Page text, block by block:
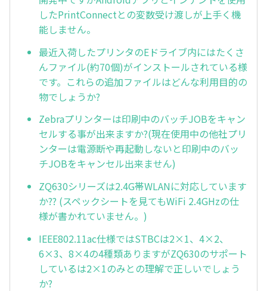
したPrintConnectとの変数受け渡しが上手く機
能しません。
最近入荷したプリンタのEドライブ内にはたくさ
んファイル(約70個)がインストールされている様
です。これらの追加ファイルはどんな利用目的の
物でしょうか?
Zebraプリンターは印刷中のバッチJOBをキャン
セルする事が出来ますか?(現在使用中の他社プリ
ンターは電源断や再起動しないと印刷中のバッ
チJOBをキャンセル出来ません)
ZQ630シリーズは2.4G帯WLANに対応しています
か?? (スペックシートを見てもWiFi 2.4GHzの仕
様が書かれていません。)
IEEE802.11ac仕様ではSTBCは2×1、4×2、
6×3、8×4の4種類ありますがZQ630のサポート
しているは2×1のみとの理解で正しいでしょう
か?